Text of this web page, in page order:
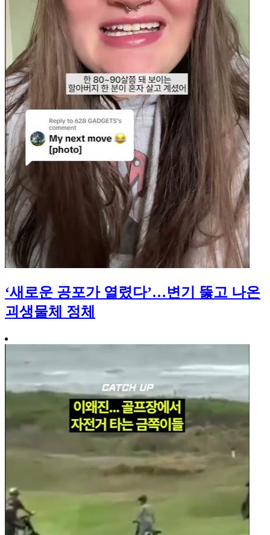
‘새로운 공포가 열렸다’…변기 뚫고 나온
괴생물체 정체